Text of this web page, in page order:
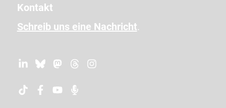
e
i
u
m
z
Kontakt
Schreib uns eine Nachricht.